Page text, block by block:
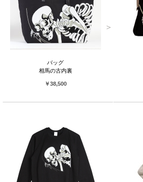
バッグ
相馬の古内裏
￥38,500